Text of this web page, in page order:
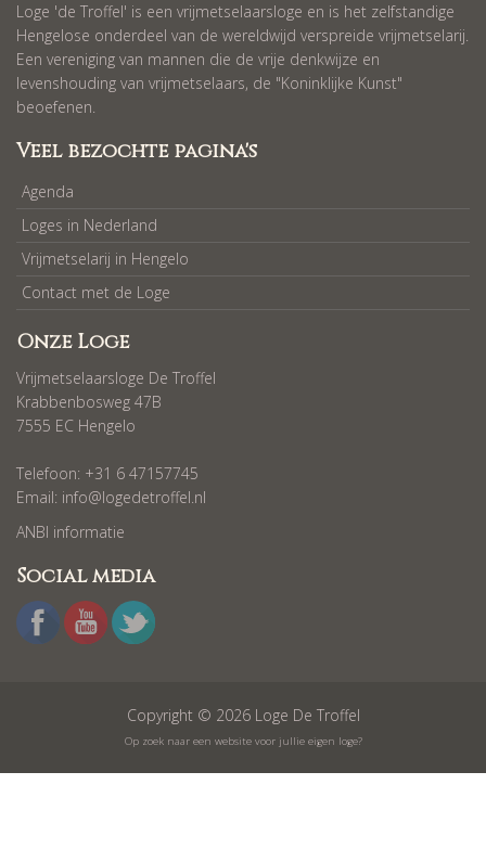
Loge 'de Troffel' is een vrijmetselaarsloge en is het zelfstandige
Hengelose onderdeel van de wereldwijd verspreide vrijmetselarij.
Een vereniging van mannen die de vrije denkwijze en
levenshouding van vrijmetselaars, de "Koninklijke Kunst"
beoefenen.
Veel bezochte pagina's
Agenda
Loges in Nederland
Vrijmetselarij in Hengelo
Contact met de Loge
Onze Loge
Vrijmetselaarsloge De Troffel
Krabbenbosweg 47B
7555 EC Hengelo
Telefoon: +31 6 47157745
Email: info@logedetroffel.nl
ANBI informatie
Social media
Copyright © 2026 Loge De Troffel
Op zoek naar een website voor jullie eigen loge?